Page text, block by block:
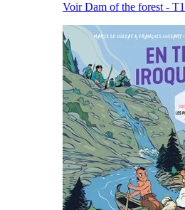
Voir Dam of the forest - T1